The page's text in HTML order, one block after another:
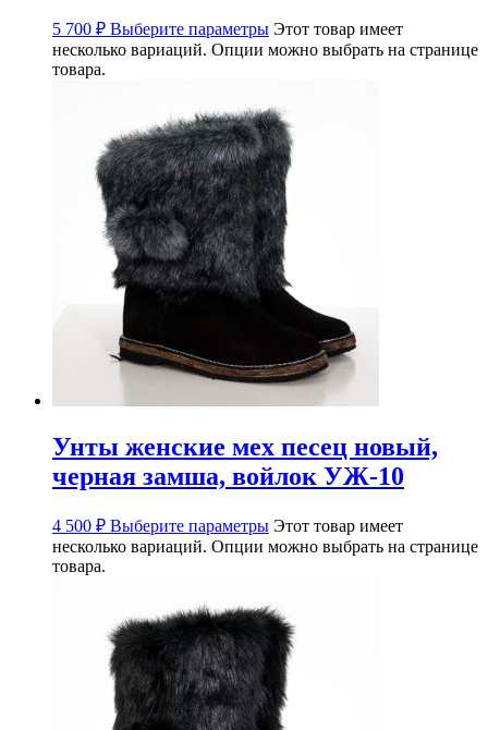
5 700 ₽ Выберите параметры Этот товар имеет
несколько вариаций. Опции можно выбрать на странице
товара.
Унты женские мех песец новый,
черная замша, войлок УЖ-10
4 500 ₽ Выберите параметры Этот товар имеет
несколько вариаций. Опции можно выбрать на странице
товара.